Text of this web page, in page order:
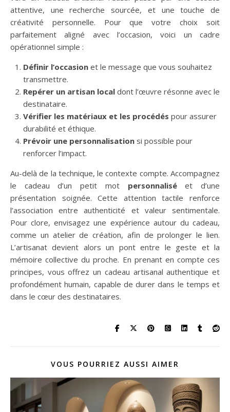
attentive, une recherche sourcée, et une touche de
créativité personnelle. Pour que votre choix soit
parfaitement aligné avec l’occasion, voici un cadre
opérationnel simple :
Définir l’occasion et le message que vous souhaitez
transmettre.
Repérer un artisan local dont l’œuvre résonne avec le
destinataire.
Vérifier les matériaux et les procédés pour assurer
durabilité et éthique.
Prévoir une personnalisation si possible pour
renforcer l’impact.
Au-delà de la technique, le contexte compte. Accompagnez
le cadeau d’un petit mot personnaliséet d’une
présentation soignée. Cette attention tactile renforce
l’association entre authenticité et valeur sentimentale.
Pour clore, envisagez une expérience autour du cadeau,
comme un atelier de création, afin de prolonger le lien.
L’artisanat devient alors un pont entre le geste et la
mémoire collective du proche. En prenant en compte ces
principes, vous offrez un cadeau artisanal authentique et
profondément humain, capable de durer dans le temps et
dans le cœur des destinataires.
VOUS POURRIEZ AUSSI AIMER